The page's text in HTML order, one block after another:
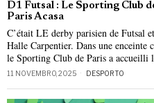
D1 Futsal : Le Sporting Club
Paris Acasa
C’était LE derby parisien de Futsal
Halle Carpentier. Dans une enceinte
le Sporting Club de Paris a accueilli
11 NOVEMBRO, 2025 DESPORTO